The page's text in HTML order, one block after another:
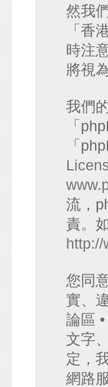
然我
「香
時注
將視
我們
「
「
流，
責。
http://
您同
實、
論區
文字
定，
網路